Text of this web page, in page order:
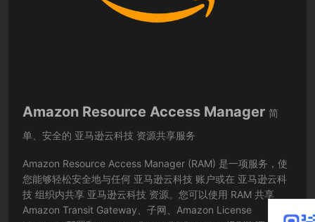
Amazon Resource Access Manager 简
单、安全的 亚马逊云科技 资源共享服务
Amazon Resource Access Manager (RAM) 是一项服务，使
您能够轻松安全地与任何 亚马逊云科技 账户或在 亚马逊云科
技 组织内共享 亚马逊云科技 资源。您可以使用 RAM 共享
Amazon Transit Gateway、子网、Amazon License